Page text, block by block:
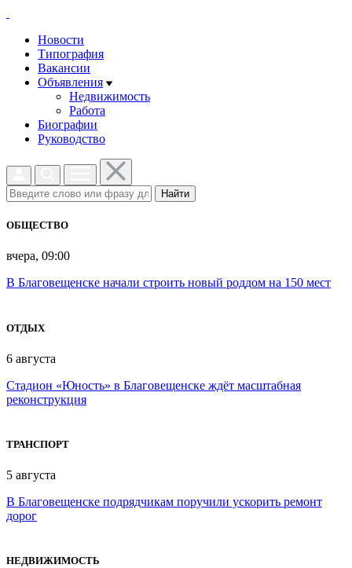
Новости
Типография
Вакансии
Объявления
Недвижимость
Работа
Биографии
Руководство
Найти
ОБЩЕСТВО
вчера, 09:00
В Благовещенске начали строить новый роддом на 150 мест
ОТДЫХ
6 августа
Стадион «Юность» в Благовещенске ждёт масштабная
реконструкция
ТРАНСПОРТ
5 августа
В Благовещенске подрядчикам поручили ускорить ремонт
дорог
НЕДВИЖИМОСТЬ